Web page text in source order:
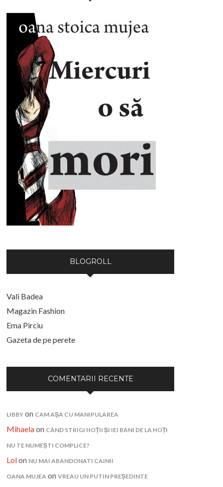
BLOGROLL
Vali Badea
Magazin Fashion
Ema Pirciu
Gazeta de pe perete
COMENTARII RECENTE
LIBBY on CAM AȘA CU MANIPULAREA
Mihaelaon CÂND STRIGI HOȚII ȘI IEI BANI DE LA HOȚI
NU TE NUMEȘTI COMPLICE?
Lolon NU MAI ABANDONATI CAINII
OANA MUJEA onVREAU UN PUTIN PREȘEDINTE